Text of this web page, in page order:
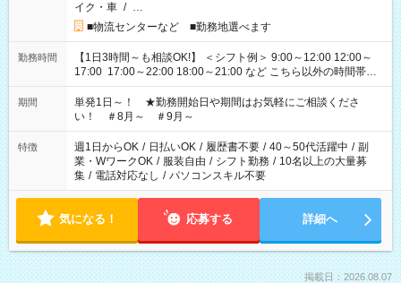
イク・車 / …
■物流センターなど ■勤務地選べます
勤務時間
【1日3時間～も相談OK!】 ＜シフト例＞ 9:00～12:00 12:00～
17:00 17:00～22:00 18:00～21:00 など こちら以外の時間帯も
お気軽にご相談ください！
期間
単発1日～！ ★勤務開始日や期間はお気軽にご相談くださ
い！ ＃8月～ ＃9月～
特徴 週1日からOK / 日払いOK / 履歴書不要 / 40～50代活躍中 / 副
業・WワークOK / 服装自由 / シフト勤務 / 10名以上の大量募
集 / 電話対応なし / パソコンスキル不要
気になる！ 応募する 詳細へ
掲載日：2026.08.07